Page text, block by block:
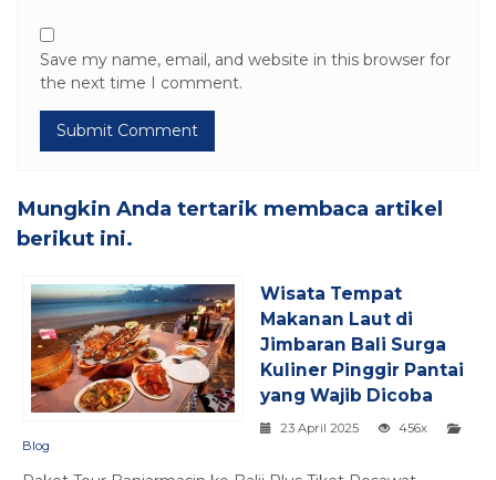
Save my name, email, and website in this browser for
the next time I comment.
Mungkin Anda tertarik membaca artikel
berikut ini.
Wisata Tempat
Makanan Laut di
Jimbaran Bali Surga
Kuliner Pinggir Pantai
yang Wajib Dicoba
23 April 2025
456x
Blog